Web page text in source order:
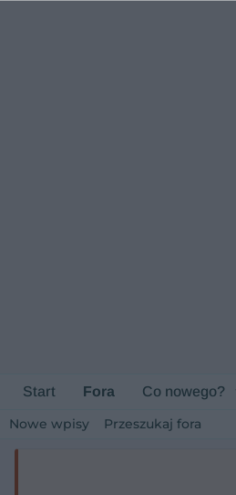
Start Fora Co nowego?
Nowe wpisy Przeszukaj fora